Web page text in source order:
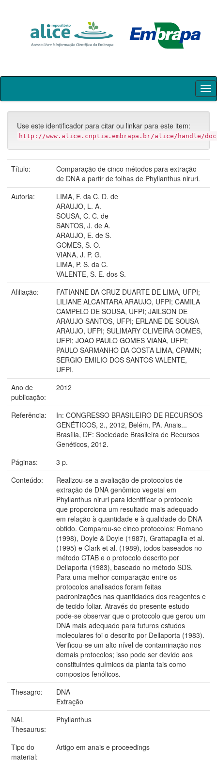
Skip
Use este identificador para citar ou linkar para este item:
http://www.alice.cnptia.embrapa.br/alice/handle/
Título:
Comparação de cinco métodos para extração
de DNA a partir de folhas de Phyllanthus niruri.
Autoria:
LIMA, F. da C. D. de
ARAUJO, L. A.
SOUSA, C. C. de
SANTOS, J. de A.
ARAUJO, E. de S.
GOMES, S. O.
VIANA, J. P. G.
LIMA, P. S. da C.
VALENTE, S. E. dos S.
Afiliação:
FATIANNE DA CRUZ DUARTE DE LIMA, UFPI;
LILIANE ALCANTARA ARAUJO, UFPI; CAMILA
CAMPELO DE SOUSA, UFPI; JAILSON DE
ARAUJO SANTOS, UFPI; ERLANE DE SOUSA
ARAUJO, UFPI; SULIMARY OLIVEIRA GOMES,
UFPI; JOAO PAULO GOMES VIANA, UFPI;
PAULO SARMANHO DA COSTA LIMA, CPAMN;
SERGIO EMILIO DOS SANTOS VALENTE,
UFPI.
Ano de
publicação:
2012
Referência:
In: CONGRESSO BRASILEIRO DE RECURSOS
GENÉTICOS, 2., 2012, Belém, PA. Anais...
Brasília, DF: Sociedade Brasileira de Recursos
Genéticos, 2012.
Páginas:
3 p.
Conteúdo:
Realizou-se a avaliação de protocolos de
extração de DNA genômico vegetal em
Phyllanthus niruri para identificar o protocolo
que proporciona um resultado mais adequado
em relação à quantidade e à qualidade do DNA
obtido. Comparou-se cinco protocolos: Romano
(1998), Doyle & Doyle (1987), Grattapaglia et al.
(1995) e Clark et al. (1989), todos baseados no
método CTAB e o protocolo descrito por
Dellaporta (1983), baseado no método SDS.
Para uma melhor comparação entre os
protocolos analisados foram feitas
padronizações nas quantidades dos reagentes e
de tecido foliar. Através do presente estudo
pode-se observar que o protocolo que gerou um
DNA mais adequado para futuros estudos
moleculares foi o descrito por Dellaporta (1983).
Verificou-se um alto nível de contaminação nos
demais protocolos; isso pode ser devido aos
constituintes químicos da planta tais como
compostos fenólicos.
Thesagro:
DNA
Extração
NAL
Thesaurus:
Phyllanthus
Tipo do
material:
Artigo em anais e proceedings